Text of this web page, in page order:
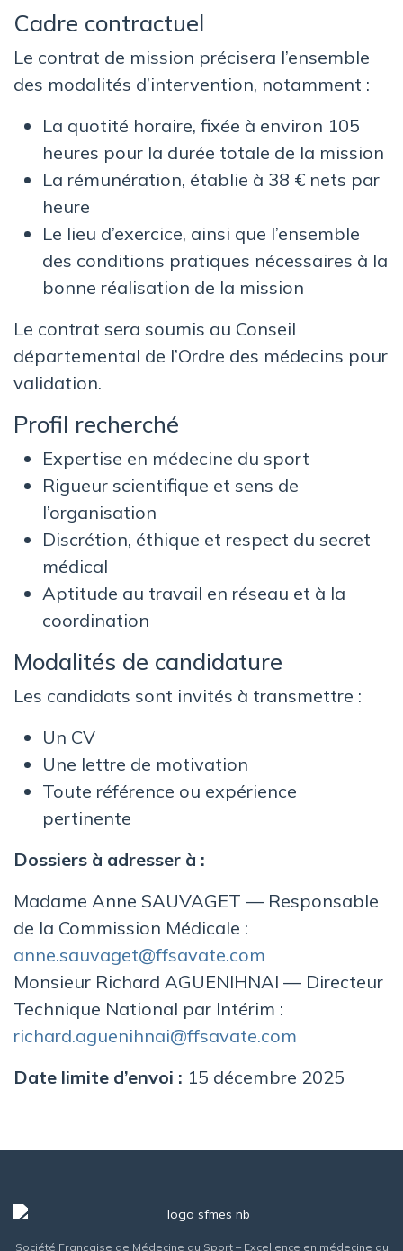
Cadre contractuel
Le contrat de mission précisera l’ensemble
des modalités d’intervention, notamment :
La quotité horaire, fixée à environ 105
heures pour la durée totale de la mission
La rémunération, établie à 38 € nets par
heure
Le lieu d’exercice, ainsi que l’ensemble
des conditions pratiques nécessaires à la
bonne réalisation de la mission
Le contrat sera soumis au Conseil
départemental de l’Ordre des médecins pour
validation.
Profil recherché
Expertise en médecine du sport
Rigueur scientifique et sens de
l’organisation
Discrétion, éthique et respect du secret
médical
Aptitude au travail en réseau et à la
coordination
Modalités de candidature
Les candidats sont invités à transmettre :
Un CV
Une lettre de motivation
Toute référence ou expérience
pertinente
Dossiers à adresser à :
Madame Anne SAUVAGET — Responsable
de la Commission Médicale :
anne.sauvaget@ffsavate.com
Monsieur Richard AGUENIHNAI — Directeur
Technique National par Intérim :
richard.aguenihnai@ffsavate.com
Date limite d’envoi : 15 décembre 2025
Société Française de Médecine du Sport – Excellence en médecine du